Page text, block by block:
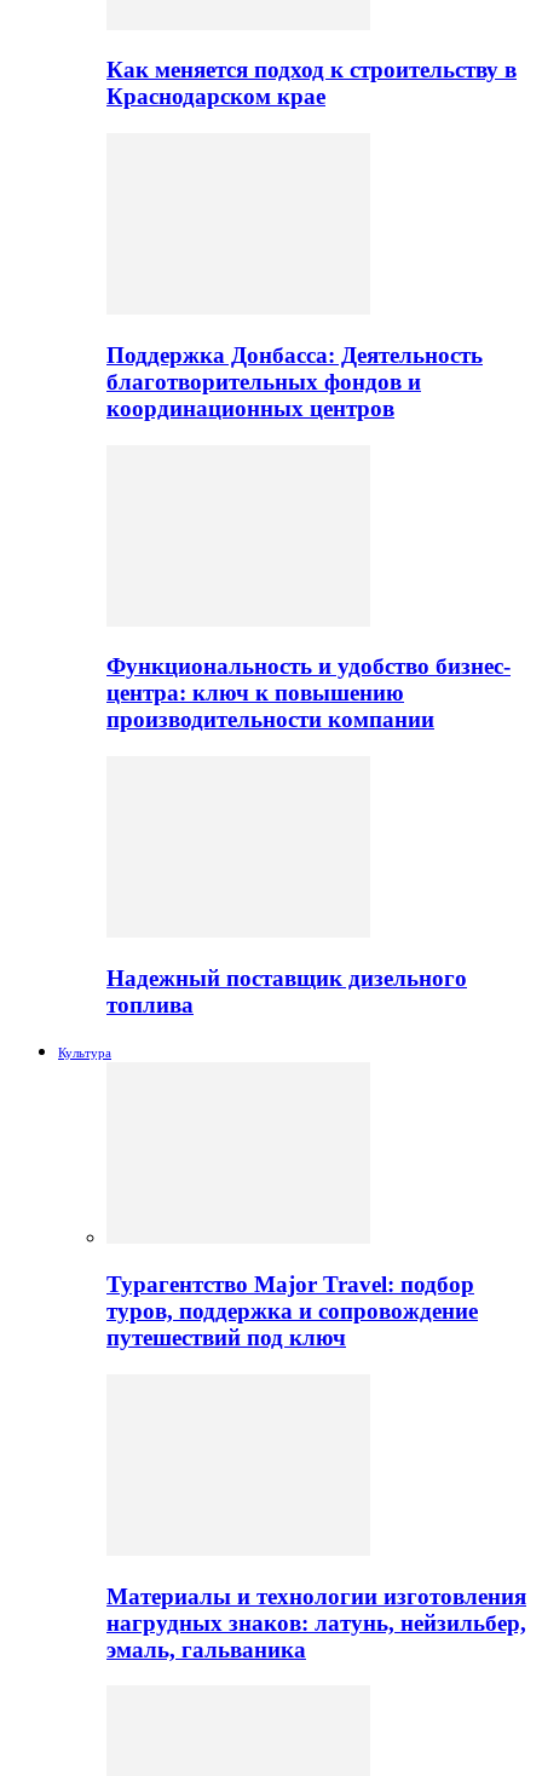
Как меняется подход к строительству в
Краснодарском крае
Поддержка Донбасса: Деятельность
благотворительных фондов и
координационных центров
Функциональность и удобство бизнес-
центра: ключ к повышению
производительности компании
Надежный поставщик дизельного
топлива
Культура
Турагентство Major Travel: подбор
туров, поддержка и сопровождение
путешествий под ключ
Материалы и технологии изготовления
нагрудных знаков: латунь, нейзильбер,
эмаль, гальваника